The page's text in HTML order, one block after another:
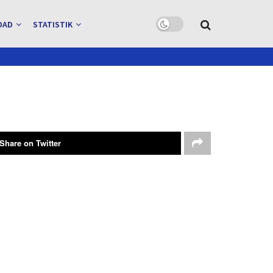
STATISTIK
Share on Twitter